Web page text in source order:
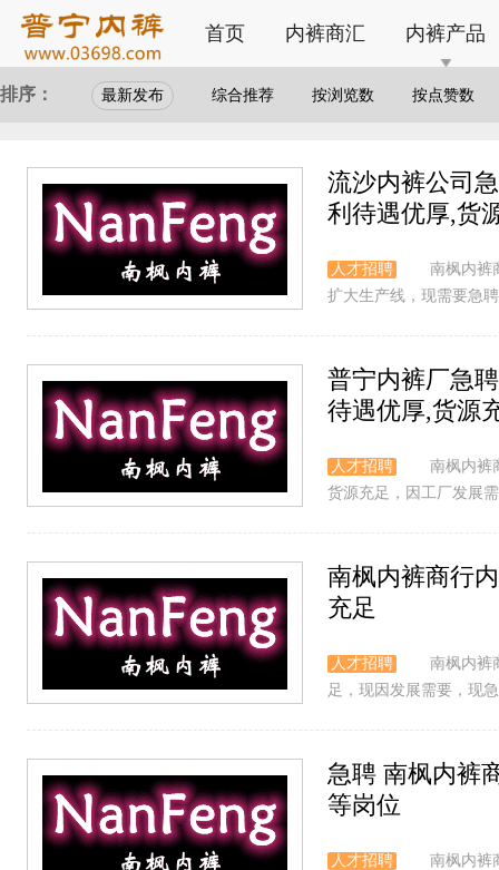
首页 内裤商汇 内裤产品
排序： 最新发布 综合推荐 按浏览数 按点赞数
流沙内裤公司
利待遇优厚,货
人才招聘
南枫内裤
扩大生产线，现需要急
普宁内裤厂急
待遇优厚,货源
人才招聘
南枫内裤
货源充足，因工厂发展
南枫内裤商行
充足
人才招聘
南枫内裤
足，现因发展需要，现
急聘 南枫内裤
等岗位
人才招聘
南枫内裤